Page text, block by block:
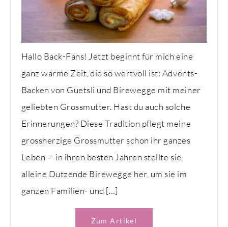
Hallo Back-Fans! Jetzt beginnt für mich eine
ganz warme Zeit, die so wertvoll ist: Advents-
Backen von Guetsli und Birewegge mit meiner
geliebten Grossmutter. Hast du auch solche
Erinnerungen? Diese Tradition pflegt meine
grossherzige Grossmutter schon ihr ganzes
Leben – in ihren besten Jahren stellte sie
alleine Dutzende Birewegge her, um sie im
ganzen Familien- und […]
Zum Artikel